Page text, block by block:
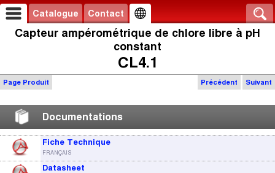
Catalogue Contact
Capteur ampérométrique de chlore libre à pH
constant
CL4.1
Précédent Suivant
Page Produit
Documentations
Fiche Technique
FRANÇAIS
Datasheet